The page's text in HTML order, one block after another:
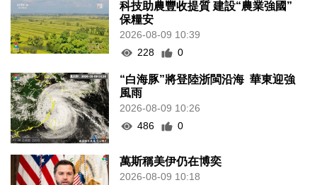
科技助農豐收提質 建設“農業強國”
保糧安
2026-08-09 10:39
228
0
“白海豚”將登陸浙閩沿海 華東迎強
風雨
2026-08-09 10:26
486
0
萬斯稱美伊仍在博奕
2026-08-09 10:18